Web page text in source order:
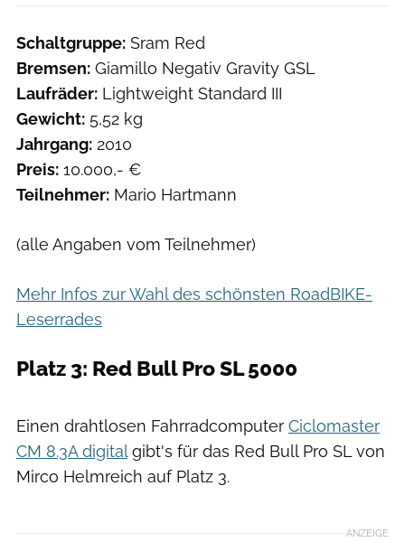
Schaltgruppe: Sram Red
Bremsen: Giamillo Negativ Gravity GSL
Laufräder: Lightweight Standard III
Gewicht: 5,52 kg
Jahrgang: 2010
Preis: 10.000,- €
Teilnehmer: Mario Hartmann
(alle Angaben vom Teilnehmer)
Mehr Infos zur Wahl des schönsten RoadBIKE-
Leserrades
Platz 3: Red Bull Pro SL 5000
Einen drahtlosen Fahrradcomputer Ciclomaster
CM 8.3A digitalgibt's für das Red Bull Pro SL von
Mirco Helmreich auf Platz 3.
ANZEIGE